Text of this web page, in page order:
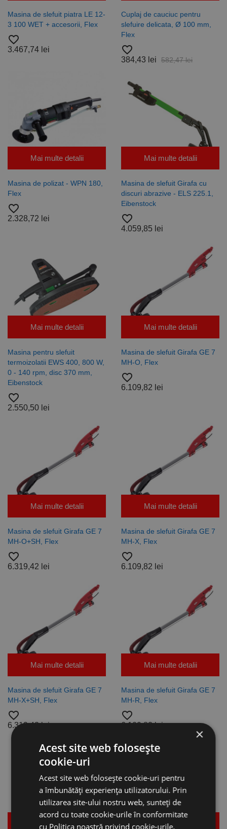
Masina de slefuit piatra LE 12-
3 100 WET + accesorii, Flex
favorite_border
3.467,74 lei
Cuplaj de cauciuc pentru
slefuire delicata, Ø 100 mm,
Flex
favorite_border
384,43 lei 582,47 lei
Mai multe detalii
Masina de polizat - WPN 180,
Flex
favorite_border
2.328,72 lei
Mai multe detalii
Masina de slefuit Girafa cu
discuri abrazive - ELS 225.1,
Eibenstock
favorite_border
4.059,85 lei
Mai multe detalii
Masina pentru slefuit
termoizolatii EWS 400, 800 W,
0 - 140 rpm, disc 370 mm,
Eibenstock
favorite_border
2.550,50 lei
Mai multe detalii
Masina de slefuit Girafa GE 7
MH-O, Flex
favorite_border
6.109,82 lei
Mai multe detalii
Masina de slefuit Girafa GE 7
MH-O+SH, Flex
favorite_border
6.319,42 lei
Mai multe detalii
Masina de slefuit Girafa GE 7
MH-X, Flex
favorite_border
6.109,82 lei
Mai multe detalii
Masina de slefuit Girafa GE 7
MH-X+SH, Flex
favorite_border
6.319,42 lei
Mai multe detalii
Masina de slefuit Girafa GE 7
MH-R, Flex
favorite_border
6.109,82 lei
Mai multe detalii Mai multe detalii
×
Acest site web folosește
cookie-uri
Acest site web folosește cookie-uri pentru
a îmbunătăți experiența utilizatorului. Prin
utilizarea site-ului nostru web, sunteți de
acord cu toate cookie-urile în conformitate
cu Politica noastră privind cookie-urile.